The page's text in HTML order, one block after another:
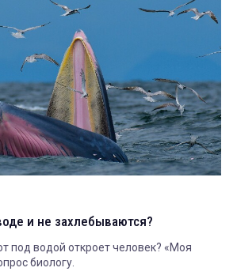
и не захлебываются?
под водой откроет человек? «Моя
биологу.